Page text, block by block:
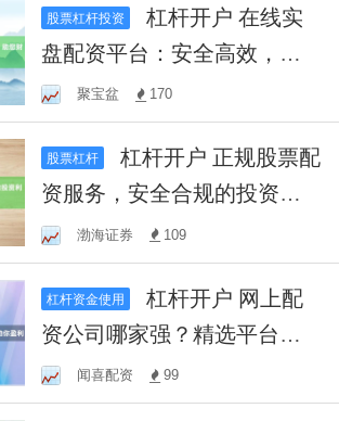
股票杠杆投资
杠杆开户 在线实
盘配资平台：安全高效，助
您财富增值
聚宝盆 170
股票杠杆
杠杆开户 正规股票配
资服务，安全合规的投资利
器，助力股市征战
渤海证券 109
杠杆资金使用
杠杆开户 网上配
资公司哪家强？精选平台助
你盈利！
闻喜配资 99